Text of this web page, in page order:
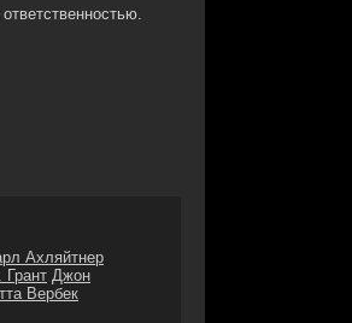
Ахляйтнер
Грант Джон
Вербек